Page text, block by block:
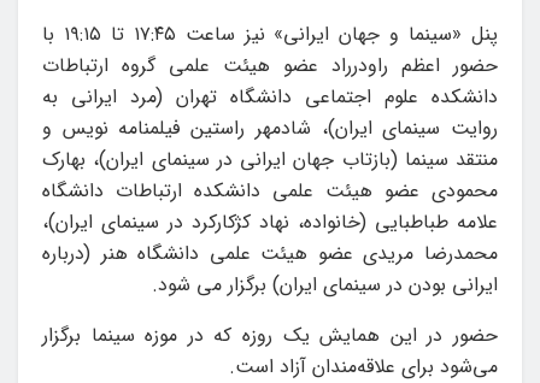
پنل «سینما و جهان ایرانی» نیز ساعت ۱۷:۴۵ تا ۱۹:۱۵ با
حضور اعظم راودرراد عضو هیئت علمی گروه ارتباطات
دانشکده علوم اجتماعی دانشگاه تهران (مرد ایرانی به
روایت سینمای ایران)، شادمهر راستین فیلمنامه نویس و
منتقد سینما (بازتاب جهان ایرانی در سینمای ایران)، بهارک
محمودی عضو هیئت علمی دانشکده ارتباطات دانشگاه
علامه طباطبایی (خانواده، نهاد کژکارکرد در سینمای ایران)،
محمدرضا مریدی عضو هیئت علمی دانشگاه هنر (درباره
ایرانی بودن در سینمای ایران) برگزار می شود.
حضور در این همایش یک روزه که در موزه سینما برگزار
می‌شود برای علاقه‌مندان آزاد است.